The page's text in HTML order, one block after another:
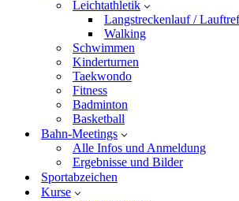
Leichtathletik
Langstreckenlauf /
Walking
Schwimmen
Kinderturnen
Taekwondo
Fitness
Badminton
Basketball
Bahn-Meetings
Alle Infos und Anmeldung
Ergebnisse und Bilder
Sportabzeichen
Kurse